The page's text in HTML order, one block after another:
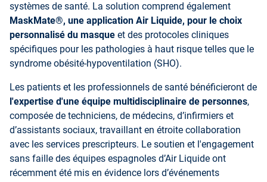
systèmes de santé. La solution comprend également
MaskMate®, une application Air Liquide, pour le choix
personnalisé du masque et des protocoles cliniques
spécifiques pour les pathologies à haut risque telles que le
syndrome obésité-hypoventilation (SHO).
Les patients et les professionnels de santé bénéficieront de
l'expertise d'une équipe multidisciplinaire de personnes,
composée de techniciens, de médecins, d’infirmiers et
d’assistants sociaux, travaillant en étroite collaboration
avec les services prescripteurs. Le soutien et l'engagement
sans faille des équipes espagnoles d’Air Liquide ont
récemment été mis en évidence lors d’événements